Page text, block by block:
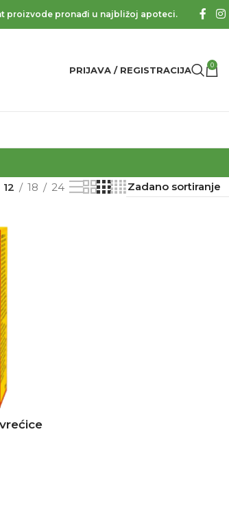
proizvode pronađi u najbližoj apoteci.
PRIJAVA / REGISTRACIJA 0
12 18 24